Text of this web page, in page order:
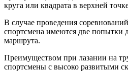
круга или квадрата в верхней
В случае проведения
спортсмена имеются две попытки
маршрута.
Преимуществом при лазании на
спортсмены с высоко развитыми